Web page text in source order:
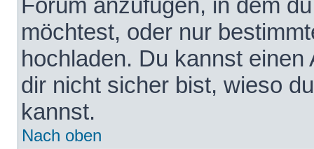
Forum anzufügen, in dem
möchtest, oder nur
hochladen. Du kannst
dir nicht sicher bist, wieso
kannst.
Nach oben